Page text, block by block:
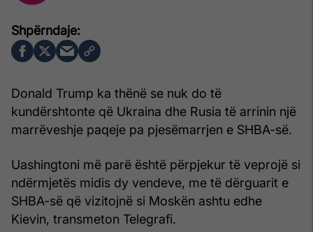
Donald Trump ka thënë se nuk do të
kundërshtonte që Ukraina dhe Rusia të arrinin një
marrëveshje paqeje pa pjesëmarrjen e SHBA-së.
Uashingtoni më parë është përpjekur të veprojë si
ndërmjetës midis dy vendeve, me të dërguarit e
SHBA-së që vizitojnë si Moskën ashtu edhe
Kievin, transmeton Telegrafi.